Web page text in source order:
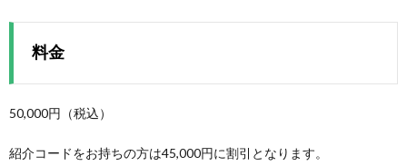
料金
50,000円（税込）
紹介コードをお持ちの方は45,000円に割引となります。